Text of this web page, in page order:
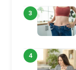
3
4